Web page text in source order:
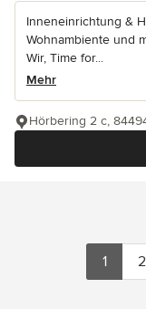
Inneneinrichtung &
Wohnambiente und
Wir, Time for...
Mehr
Hörbering 2 c,
1 2